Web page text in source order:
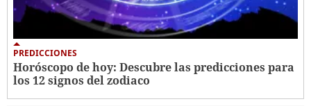
PREDICCIONES
Horóscopo de hoy: Descubre las predicciones para
los 12 signos del zodiaco